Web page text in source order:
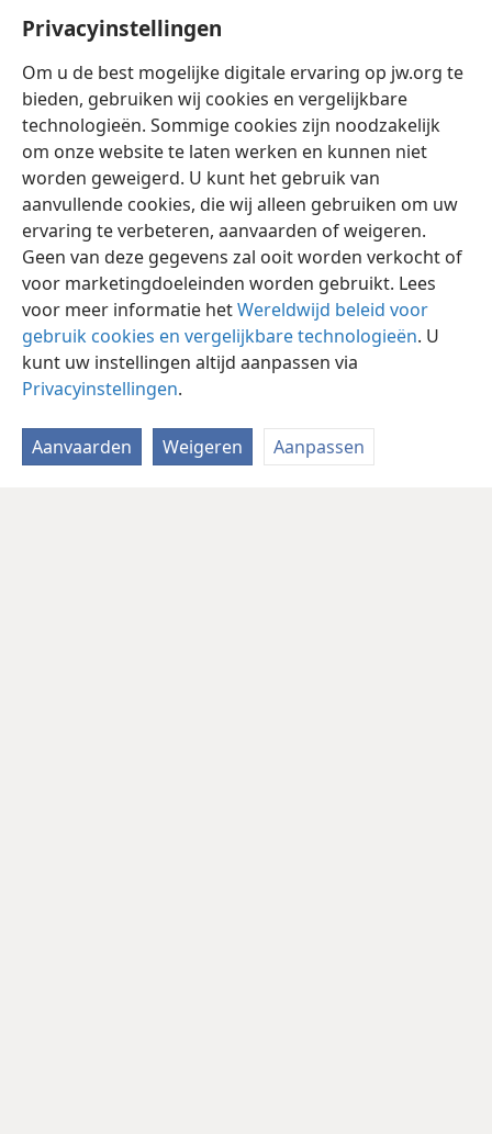
Privacyinstellingen
Om u de best mogelijke digitale ervaring op jw.org te
bieden, gebruiken wij cookies en vergelijkbare
technologieën. Sommige cookies zijn noodzakelijk
om onze website te laten werken en kunnen niet
worden geweigerd. U kunt het gebruik van
aanvullende cookies, die wij alleen gebruiken om uw
ervaring te verbeteren, aanvaarden of weigeren.
Geen van deze gegevens zal ooit worden verkocht of
voor marketingdoeleinden worden gebruikt. Lees
voor meer informatie hetWereldwijd beleid voor
gebruik cookies en vergelijkbare technologieën. U
kunt uw instellingen altijd aanpassen via
Privacyinstellingen.
Aanvaarden Weigeren Aanpassen
vliegen wanneer hun lichaam een temperatuur van
21 °C heeft bereikt.